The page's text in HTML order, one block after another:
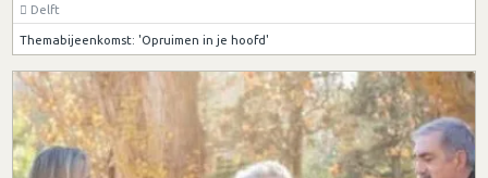
Delft
Themabijeenkomst: 'Opruimen in je hoofd'